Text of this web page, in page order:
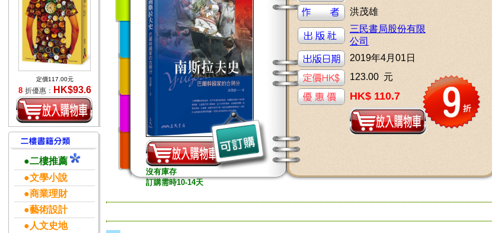
定價117.00元
8 折優惠： HK$93.6
●二樓推薦
●文學小說
●商業理財
●藝術設計
●人文史地
沒有庫存
訂購需時10-14天
洪茂雄
三民書局股份有限
公司
2019年4月01日
123.00 元
HK$ 110.7